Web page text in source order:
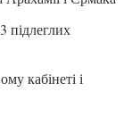
підлеглих
кабінеті і